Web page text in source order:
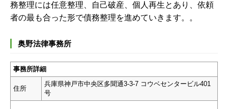
務整理には任意整理、自己破産、個人再生とあり、依頼
者の最も合った形で債務整理を進めていきます。
。
奥野法律事務所
事務所詳細
住所
兵庫県神戸市中央区多聞通3-3-7 コウベセンタービル401
号